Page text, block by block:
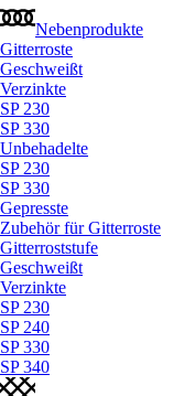
Nebenprodukte
Gitterroste
Geschweißt
Verzinkte
SP 230
SP 330
Unbehadelte
SP 230
SP 330
Gepresste
Zubehör für Gitterroste
Gitterroststufe
Geschweißt
Verzinkte
SP 230
SP 240
SP 330
SP 340